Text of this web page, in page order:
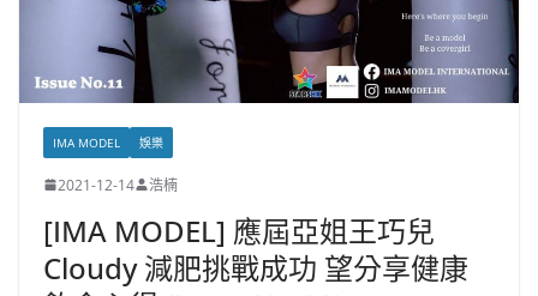
IMA MODEL 娛樂
2021-12-14 浩楠
[IMA MODEL] 應屆亞姐王巧兒
Cloudy 減肥挑戰成功 望分享健康